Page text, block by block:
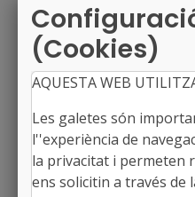
(Cookies)
AQUESTA WEB
Les galetes són
l''experiència de
la privacitat i permeten
ens solicitin a través de